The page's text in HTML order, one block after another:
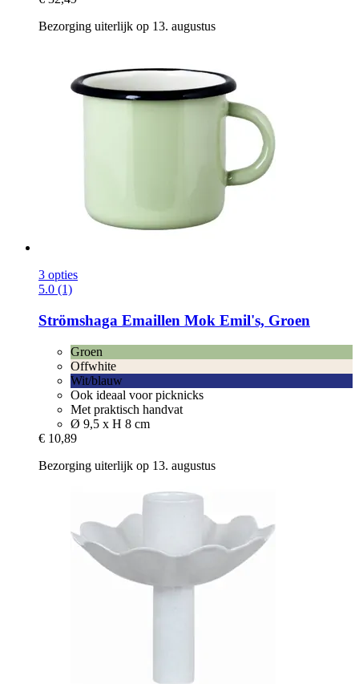
Bezorging uiterlijk op 13. augustus
3 opties
5.0 (1)
Strömshaga Emaillen Mok Emil's, Groen
Groen
Offwhite
Wit/blauw
Ook ideaal voor picknicks
Met praktisch handvat
Ø 9,5 x H 8 cm
€ 10,89
Bezorging uiterlijk op 13. augustus